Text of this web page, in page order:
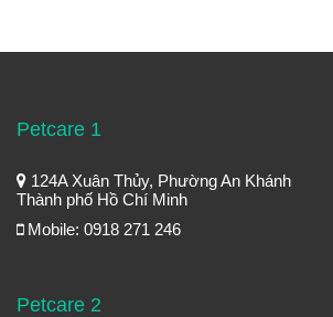
Petcare 1
124A Xuân Thủy, Phường An Khánh
Thành phố Hồ Chí Minh
Mobile: 0918 271 246
Petcare 2